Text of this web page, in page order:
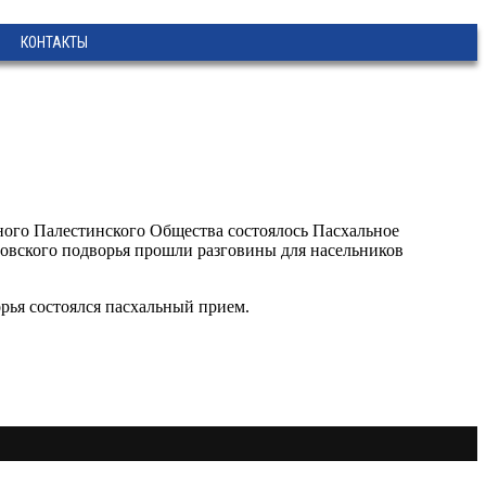
КОНТАКТЫ
Палестинского Общества состоялось Пасхальное
подворья прошли разговины для насельников
состоялся пасхальный прием.